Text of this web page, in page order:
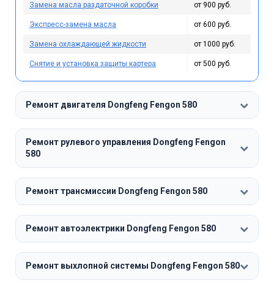
Замена масла раздаточной коробки от 900 руб.
Экспресс-замена масла от 600 руб.
Замена охлаждающей жидкости от 1000 руб.
Снятие и установка защиты картера от 500 руб.
Ремонт двигателя Dongfeng Fengon 580
Ремонт рулевого управления Dongfeng Fengon
580
Ремонт трансмиссии Dongfeng Fengon 580
Ремонт автоэлектрики Dongfeng Fengon 580
Ремонт выхлопной системы Dongfeng Fengon 580